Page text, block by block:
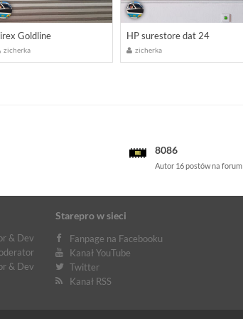
Goldline
zicherka
HP surestore dat 24
zicherka
8086
Autor 16 postów na forum
& Dev
& Dev
Starepro w sieci
Fanpage na Facebooku
Kanał YouTube
Twitter
Kanał RSS